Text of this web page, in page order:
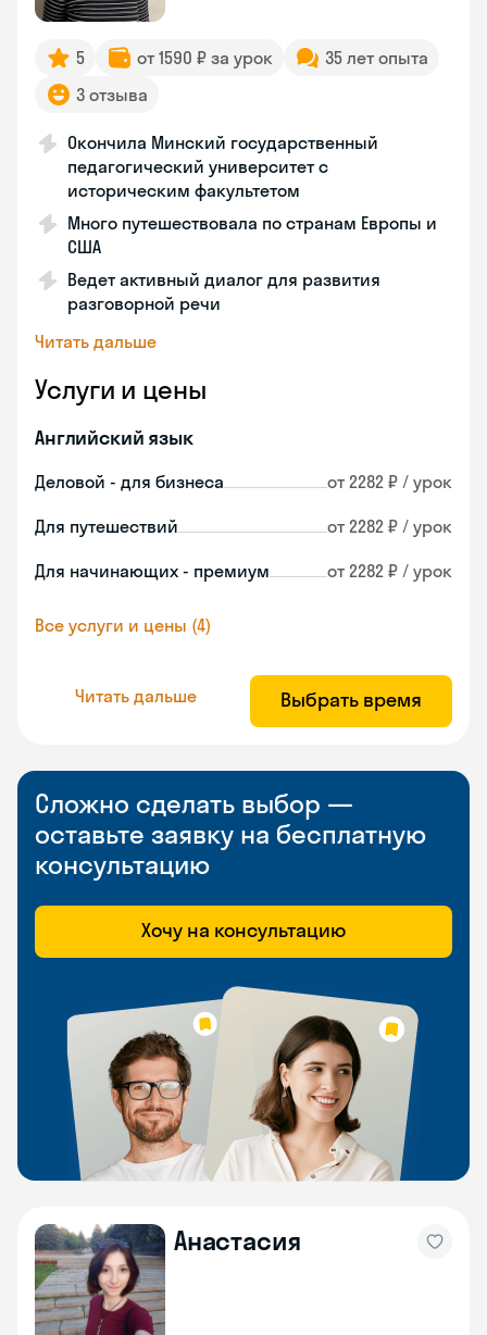
5 от 1590 ₽ за урок
35 лет опыта
3 отзыва
Окончила Минский государственный
педагогический университет с
историческим факультетом
Много путешествовала по странам Европы и
США
Ведет активный диалог для развития
разговорной речи
Читать дальше
Услуги и цены
Английский язык
Деловой - для бизнеса от 2282 ₽ / урок
Для путешествий от 2282 ₽ / урок
Для начинающих - премиум от 2282 ₽ / урок
Все услуги и цены (4)
Читать дальше Выбрать время
Сложно сделать выбор —
оставьте заявку на бесплатную
консультацию
Хочу на консультацию
Анастасия